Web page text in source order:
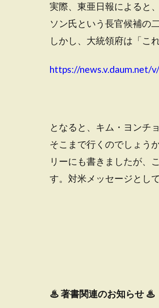
実際、東亜日報によると
ソン氏という長官候補の
しかし、大統領府は「こ
https://news.v.daum.net/
となると、キム・ヨンチ
そこまで行くのでしょう
リーにも書きましたが、
す。対米メッセージとし
♨著書関連のお知らせ ♨